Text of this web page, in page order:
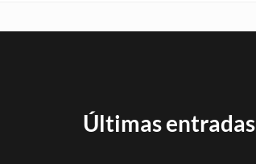
Últimas entradas